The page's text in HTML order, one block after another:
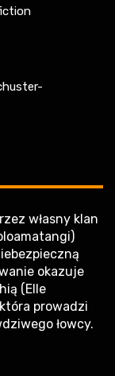
własny klan
okazuje
(Elle
prowadzi
łowcy.